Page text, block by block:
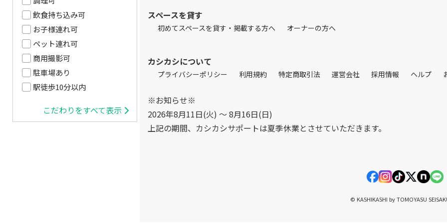
駅徒歩10分以内
飲食持ち込み可
お子様連れ可
ペット連れ可
商用撮影可
駐車場あり
こだわりをすべて表示
スペースを貸す
初めてスペースを貸す・掲載する方へ オーナーの方へ
カシカシについて
プライバシーポリシー 利用規約 特定商取引法 運営会社 採用情報 ヘルプ
※お知らせ※
2026年8月11日(火) 〜 8月16日(日)
上記の期間、カシカシサポートは夏季休業とさせていただきます。
© KASHIKASHI by TOMOYASU